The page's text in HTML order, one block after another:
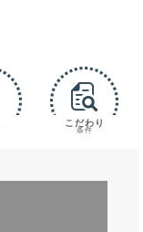
こだわり
条件